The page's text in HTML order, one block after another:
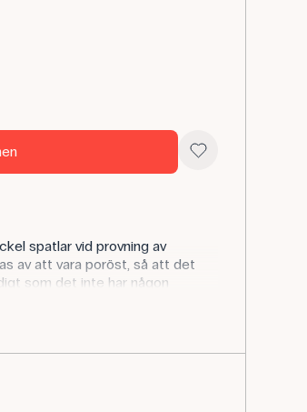
spatlar vid provning av
av att vara poröst, så att det
som det inte har någon